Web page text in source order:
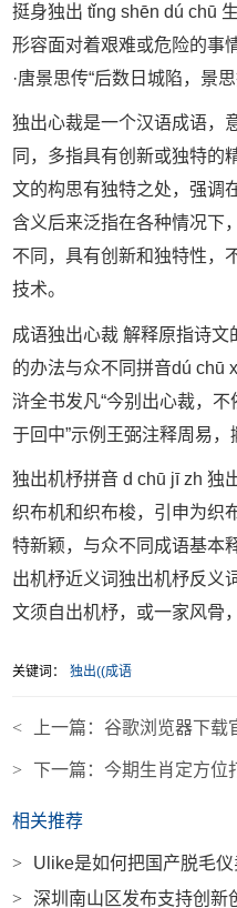
挺身独出 tǐng shēn dú chū
形容面对着艰难或危险的事
·唐景思传“后数日城陷，景思
独出心裁是一个汉语成语，
同，多指具有创新或独特的
文的构思有独特之处，强调
含义后来泛指在各种情况下
不同，具有创新和独特性，
技术。
成语独出心裁 解释原指诗
的办法与众不同拼音dú chū
浒全书发凡“今别出心裁，
于回中”示例王弼注释周易，
独出机杼拼音 d chū jī zh 独
织布机和织布梭，引申为织
特新颖，与众不同成语基本
出机杼近义词独出机杼反义
文须自出机杼，或一家风骨
关键词： 独出((成语
< 上一篇：谷歌浏览器下载
> 下一篇：今期生肖定方位打
相关推荐
>
Ulike是如何把国产脱毛仪
>
深圳南山区发布支持创新创业